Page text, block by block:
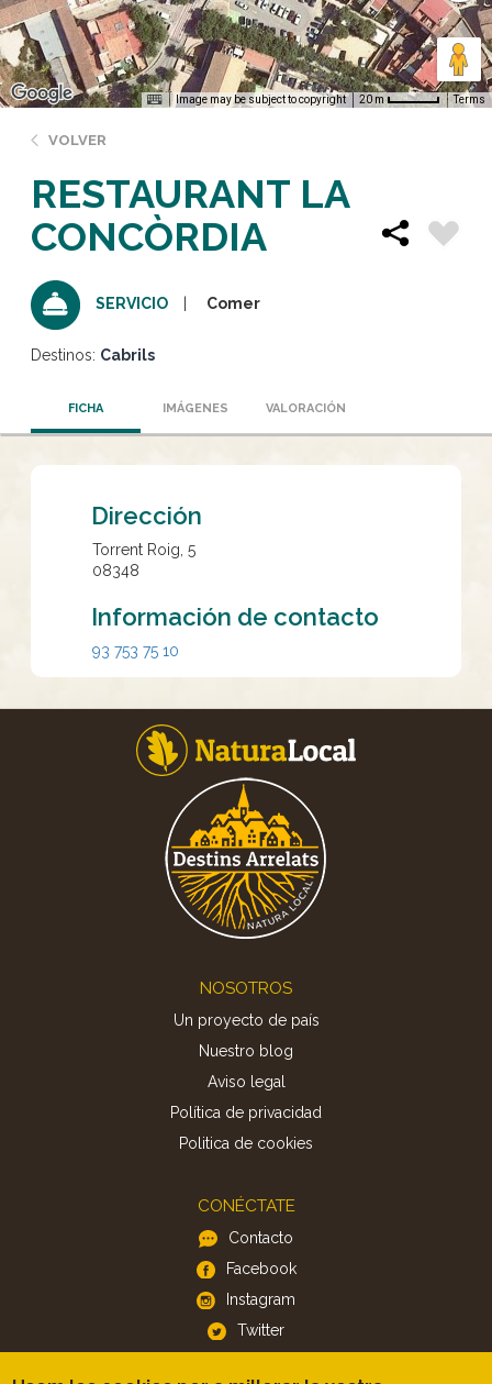
Image may be subject to copyright 20 m Terms
VOLVER
RESTAURANT LA
CONCÒRDIA
SERVICIO Comer
Destinos: Cabrils
FICHA IMÁGENES VALORACIÓN
Dirección
Torrent Roig, 5
08348
Información de contacto
93 753 75 10
NOSOTROS
Un proyecto de país
Nuestro blog
Aviso legal
Política de privacidad
Politica de cookies
CONÉCTATE
Contacto
Facebook
Instagram
Twitter